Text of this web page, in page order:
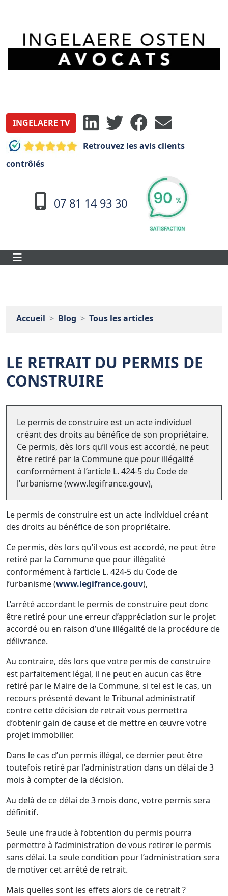
INGELAERE TV
Retrouvez les avis clients
contrôlés
07 81 14 93 30
Accueil Blog Tous les articles
LE RETRAIT DU PERMIS DE
CONSTRUIRE
Le permis de construire est un acte individuel
créant des droits au bénéfice de son propriétaire.
Ce permis, dès lors qu’il vous est accordé, ne peut
être retiré par la Commune que pour illégalité
conformément à l’article L. 424-5 du Code de
l’urbanisme (www.legifrance.gouv),
Le permis de construire est un acte individuel créant
des droits au bénéfice de son propriétaire.
Ce permis, dès lors qu’il vous est accordé, ne peut être
retiré par la Commune que pour illégalité
conformément à l’article L. 424-5 du Code de
l’urbanisme (www.legifrance.gouv),
L’arrêté accordant le permis de construire peut donc
être retiré pour une erreur d’appréciation sur le projet
accordé ou en raison d’une illégalité de la procédure de
délivrance.
Au contraire, dès lors que votre permis de construire
est parfaitement légal, il ne peut en aucun cas être
retiré par le Maire de la Commune, si tel est le cas, un
recours présenté devant le Tribunal administratif
contre cette décision de retrait vous permettra
d’obtenir gain de cause et de mettre en œuvre votre
projet immobilier.
Dans le cas d’un permis illégal, ce dernier peut être
toutefois retiré par l’administration dans un délai de 3
mois à compter de la décision.
Au delà de ce délai de 3 mois donc, votre permis sera
définitif.
Seule une fraude à l’obtention du permis pourra
permettre à l’administration de vous retirer le permis
sans délai. La seule condition pour l’administration sera
de motiver cet arrêté de retrait.
Mais quelles sont les effets alors de ce retrait ?